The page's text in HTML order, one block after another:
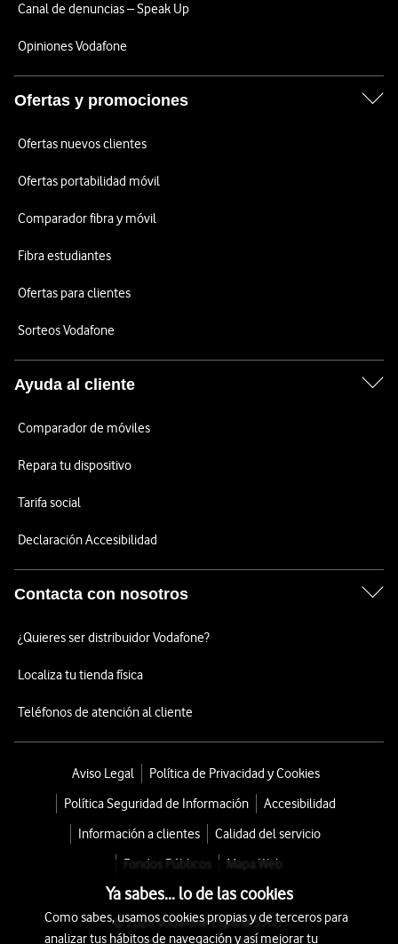
Canal de denuncias – Speak Up
Opiniones Vodafone
Ofertas y promociones
Ofertas nuevos clientes
Ofertas portabilidad móvil
Comparador fibra y móvil
Fibra estudiantes
Ofertas para clientes
Sorteos Vodafone
Ayuda al cliente
Comparador de móviles
Repara tu dispositivo
Tarifa social
Declaración Accesibilidad
Contacta con nosotros
¿Quieres ser distribuidor Vodafone?
Localiza tu tienda física
Teléfonos de atención al cliente
Aviso Legal
Política de Privacidad y Cookies
Política Seguridad de Información
Accesibilidad
Información a clientes
Calidad del servicio
Fondos Públicos
Mapa Web
© 2026 Vodafone España S.A.U.
Ya sabes... lo de las cookies
Como sabes, usamos cookies propias y de terceros para
analizar tus hábitos de navegación y así mejorar tu